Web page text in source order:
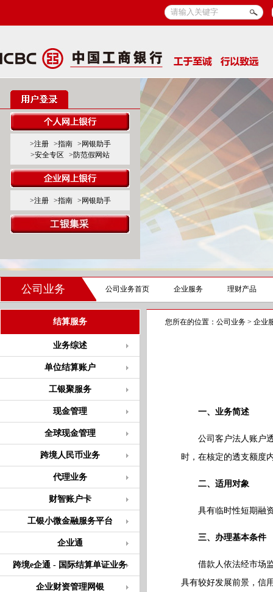
>注册 >指南
>网银助手
>安全专区
>防范假网站
>注册 >指南 >网银助手
公司业务 公司业务首页 企业服务 理财产品
结算服务
业务综述
单位结算账户
工银聚服务
现金管理
全球现金管理
跨境人民币业务
代理业务
财智账户卡
工银小微金融服务平台
企业通
跨境e企通 - 国际结算单证业务
企业财资管理网银
您所在的位置： 公司业务 > 企业
一、业务简述
公司客户法人账户透
时，在核定的透支额度
二、适用对象
具有临时性短期融资
三、办理基本条件
借款人依法经市场监
具有较好发展前景，信